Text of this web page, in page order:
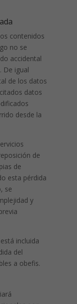
contenidos
no se
accidental
De igual
de los datos
datos
desde la
de
de
esta pérdida
se
y
incluida
del
a obefis.